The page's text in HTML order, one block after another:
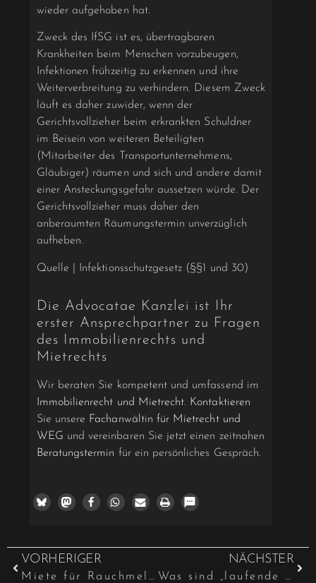
wieder aufgehoben hat.
Zweck des IfSG ist es, übertragbaren
Krankheiten beim Menschen vorzubeugen,
Infektionen frühzeitig zu erkennen und ihre
Weiterverbreitung zu verhindern. Diesem Zweck
läuft es daher zuwider, wenn der
Gerichtsvollzieher beim erkrankten Schuldner
im Beisein von weiteren Beteiligten
(Mitarbeiter des Transportunternehmens,
Gläubiger) räumen und sich und andere damit
einer Ansteckungsgefahr aussetzen würde. Der
Gerichtsvollzieher muss daher den
anberaumten Räumungstermin unverzüglich
aufheben.
Quelle | Infektionsschutzgesetz (§§1 und 30)
Die Advocatae Kanzlei ist Ihr
erster Ansprechpartner zu Fragen
des Immobilienrechts und
Mietrechts
Wir beraten Sie kompetent und umfassend im
Immobilienrecht und Mietrecht. Kontaktieren
Sie unsere Fachanwältin für Mietrecht und
WEG und vereinbaren Sie jetzt einen zeitnahen
Beratungstermin für ein persönliches Gespräch.
VORHERIGER
Miete für Rauchmelder keine umlagefähige Betriebsausgabe
NÄCHSTER
Was sind „laufende Schönheitsreparaturen“?